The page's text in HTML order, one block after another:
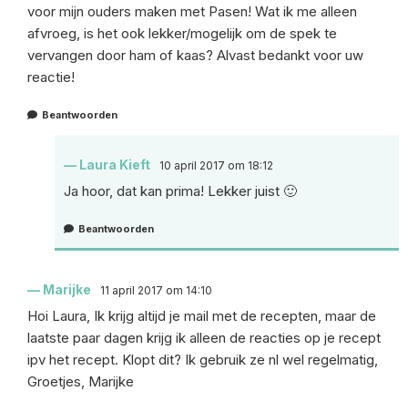
voor mijn ouders maken met Pasen! Wat ik me alleen
afvroeg, is het ook lekker/mogelijk om de spek te
vervangen door ham of kaas? Alvast bedankt voor uw
reactie!
Beantwoorden
Laura Kieft 10 april 2017 om 18:12
Ja hoor, dat kan prima! Lekker juist 🙂
Beantwoorden
Marijke 11 april 2017 om 14:10
Hoi Laura, Ik krijg altijd je mail met de recepten, maar de
laatste paar dagen krijg ik alleen de reacties op je recept
ipv het recept. Klopt dit? Ik gebruik ze nl wel regelmatig,
Groetjes, Marijke